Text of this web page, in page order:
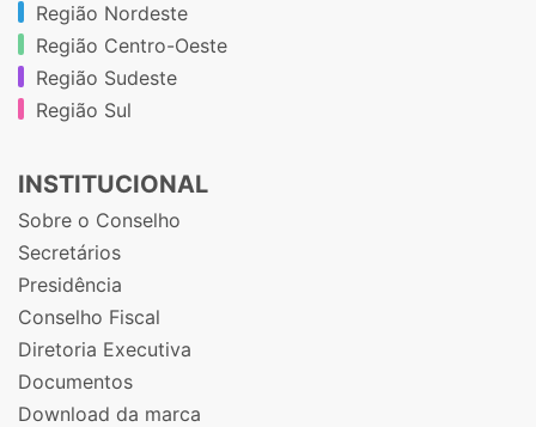
Região Nordeste
Região Centro-Oeste
Região Sudeste
Região Sul
INSTITUCIONAL
Sobre o Conselho
Secretários
Presidência
Conselho Fiscal
Diretoria Executiva
Documentos
Download da marca